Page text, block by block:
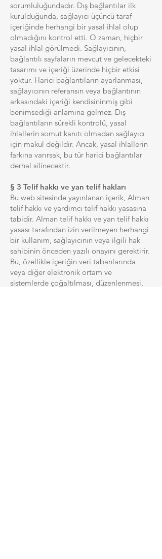
sorumluluğundadır. Dış bağlantılar ilk
kurulduğunda, sağlayıcı üçüncü taraf
içeriğinde herhangi bir yasal ihlal olup
olmadığını kontrol etti. O zaman, hiçbir
yasal ihlal görülmedi. Sağlayıcının,
bağlantılı sayfaların mevcut ve gelecekteki
tasarımı ve içeriği üzerinde hiçbir etkisi
yoktur. Harici bağlantıların ayarlanması,
sağlayıcının referansın veya bağlantının
arkasındaki içeriği kendisininmiş gibi
benimsediği anlamına gelmez. Dış
bağlantıların sürekli kontrolü, yasal
ihlallerin somut kanıtı olmadan sağlayıcı
için makul değildir. Ancak, yasal ihlallerin
farkına varırsak, bu tür harici bağlantılar
derhal silinecektir.
§ 3 Telif hakkı ve yan telif hakları
Bu web sitesinde yayınlanan içerik, Alman
telif hakkı ve yardımcı telif hakkı yasasına
tabidir. Alman telif hakkı ve yan telif hakkı
yasası tarafından izin verilmeyen herhangi
bir kullanım, sağlayıcının veya ilgili hak
sahibinin önceden yazılı onayını gerektirir.
Bu, özellikle içeriğin veri tabanlarında
veya diğer elektronik ortam ve
sistemlerde çoğaltılması, düzenlenmesi,